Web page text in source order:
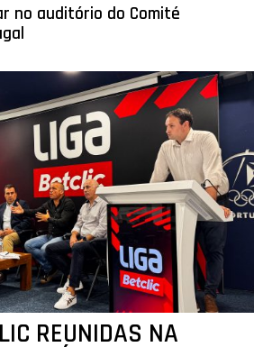
no auditório do Comité
REUNIDAS NA